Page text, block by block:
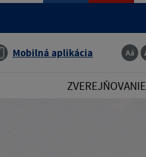
Mobilná aplikácia
ZVEREJŇOVANIE